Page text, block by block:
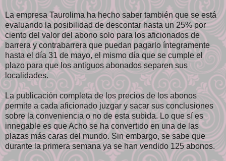
La empresa Taurolima ha hecho saber también que se está
evaluando la posibilidad de descontar hasta un 25% por
ciento del valor del abono solo para los aficionados de
barrera y contrabarrera que puedan pagarlo íntegramente
hasta el día 31 de mayo, el mismo día que se cumple el
plazo para que los antiguos abonados separen sus
localidades.
La publicación completa de los precios de los abonos
permite a cada aficionado juzgar y sacar sus conclusiones
sobre la conveniencia o no de esta subida. Lo que sí es
innegable es que Acho se ha convertido en una de las
plazas más caras del mundo. Sin embargo, se sabe que
durante la primera semana ya se han vendido 125 abonos.